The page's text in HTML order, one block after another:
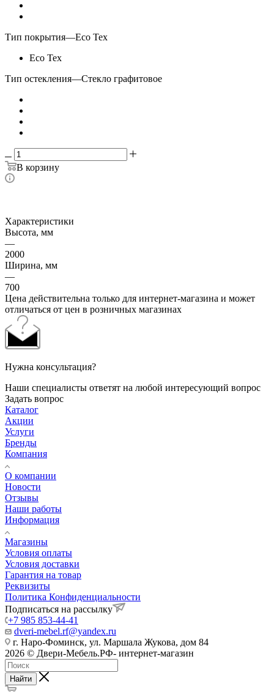
Тип покрытия—Eco Tex
Eco Tex
Тип остекления—Стекло графитовое
В корзину
Характеристики
Высота, мм
—
2000
Ширина, мм
—
700
Цена действительна только для интернет-магазина и может
отличаться от цен в розничных магазинах
Нужна консультация?
Наши специалисты ответят на любой интересующий вопрос
Задать вопрос
Каталог
Акции
Услуги
Бренды
Компания
О компании
Новости
Отзывы
Наши работы
Информация
Магазины
Условия оплаты
Условия доставки
Гарантия на товар
Реквизиты
Политика Конфиденциальности
Подписаться на рассылку
+7 985 853-44-41
dveri-mebel.rf@yandex.ru
г. Наро-Фоминск, ул. Маршала Жукова, дом 84
2026 © Двери-Мебель.РФ- интернет-магазин
Найти